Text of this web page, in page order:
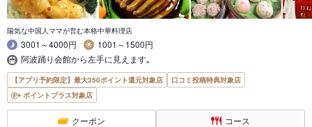
陽気な中国人ママが営む本格中華料理店
3001～4000円
1001～1500円
阿波踊り会館から左手に見えます｡
【アプリ予約限定】最大350ポイント還元対象店
口コミ投稿特典対象店
ポイントプラス対象店
クーポン コース